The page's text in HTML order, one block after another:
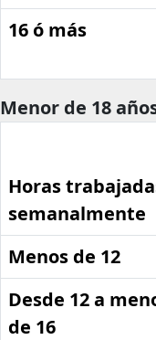
16 ó más
Menor de 18
Horas
semanalmente
Menos de 12
Desde 12 a
de 16